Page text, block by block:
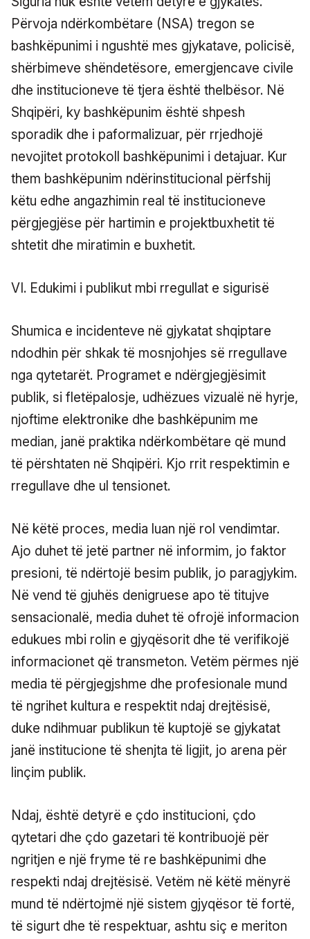
Përvoja ndërkombëtare (NSA) tregon se
bashkëpunimi i ngushtë mes gjykatave, policisë,
shërbimeve shëndetësore, emergjencave civile
dhe institucioneve të tjera është thelbësor. Në
Shqipëri, ky bashkëpunim është shpesh
sporadik dhe i paformalizuar, për rrjedhojë
nevojitet protokoll bashkëpunimi i detajuar. Kur
them bashkëpunim ndërinstitucional përfshij
këtu edhe angazhimin real të institucioneve
përgjegjëse për hartimin e projektbuxhetit të
shtetit dhe miratimin e buxhetit.
VI. Edukimi i publikut mbi rregullat e sigurisë
Shumica e incidenteve në gjykatat shqiptare
ndodhin për shkak të mosnjohjes së rregullave
nga qytetarët. Programet e ndërgjegjësimit
publik, si fletëpalosje, udhëzues vizualë në hyrje,
njoftime elektronike dhe bashkëpunim me
median, janë praktika ndërkombëtare që mund
të përshtaten në Shqipëri. Kjo rrit respektimin e
rregullave dhe ul tensionet.
Në këtë proces, media luan një rol vendimtar.
Ajo duhet të jetë partner në informim, jo faktor
presioni, të ndërtojë besim publik, jo paragjykim.
Në vend të gjuhës denigruese apo të titujve
sensacionalë, media duhet të ofrojë informacion
edukues mbi rolin e gjyqësorit dhe të verifikojë
informacionet që transmeton. Vetëm përmes një
media të përgjegjshme dhe profesionale mund
të ngrihet kultura e respektit ndaj drejtësisë,
duke ndihmuar publikun të kuptojë se gjykatat
janë institucione të shenjta të ligjit, jo arena për
linçim publik.
Ndaj, është detyrë e çdo institucioni, çdo
qytetari dhe çdo gazetari të kontribuojë për
ngritjen e një fryme të re bashkëpunimi dhe
respekti ndaj drejtësisë. Vetëm në këtë mënyrë
mund të ndërtojmë një sistem gjyqësor të fortë,
të sigurt dhe të respektuar, ashtu siç e meriton